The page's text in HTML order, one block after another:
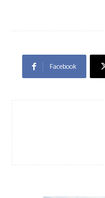
Facebook